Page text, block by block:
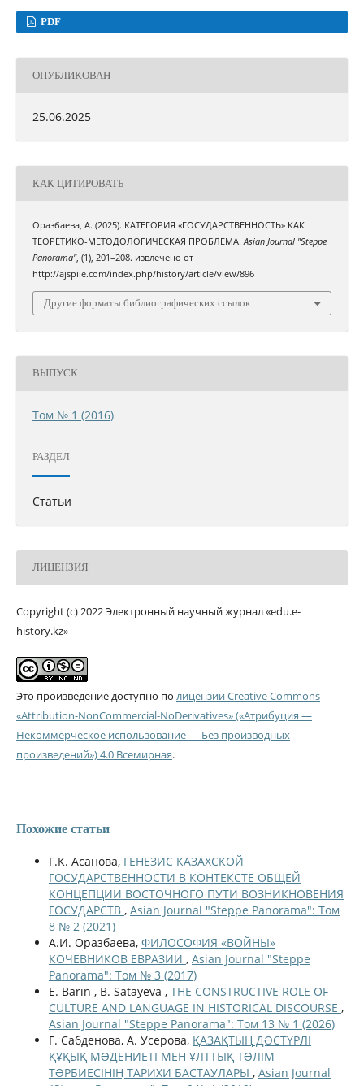
PDF
ОПУБЛИКОВАН
25.06.2025
КАК ЦИТИРОВАТЬ
Оразбаева, А. (2025). КАТЕГОРИЯ «ГОСУДАРСТВЕННОСТЬ» КАК
ТЕОРЕТИКО-МЕТОДОЛОГИЧЕСКАЯ ПРОБЛЕМА.Asian Journal "Steppe
Panorama", (1), 201–208. извлечено от
http://ajspiie.com/index.php/history/article/view/896
Другие форматы библиографических ссылок
ВЫПУСК
Том № 1 (2016)
РАЗДЕЛ
Статьи
ЛИЦЕНЗИЯ
Copyright (c) 2022 Электронный научный журнал «edu.e-
history.kz»
Это произведение доступно по лицензии Creative Commons
«Attribution-NonCommercial-NoDerivatives» («Атрибуция —
Некоммерческое использование — Без производных
произведений») 4.0 Всемирная.
Похожие статьи
Г.К. Асанова, ГЕНЕЗИС КАЗАХСКОЙ
ГОСУДАРСТВЕННОСТИ В КОНТЕКСТЕ ОБЩЕЙ
КОНЦЕПЦИИ ВОСТОЧНОГО ПУТИ ВОЗНИКНОВЕНИЯ
ГОСУДАРСТВ , Asian Journal "Steppe Panorama": Том
8 № 2 (2021)
А.И. Оразбаева, ФИЛОСОФИЯ «ВОЙНЫ»
КОЧЕВНИКОВ ЕВРАЗИИ , Asian Journal "Steppe
Panorama": Том № 3 (2017)
E. Barın , B. Satayeva , THE CONSTRUCTIVE ROLE OF
CULTURE AND LANGUAGE IN HISTORICAL DISCOURSE ,
Asian Journal "Steppe Panorama": Том 13 № 1 (2026)
Г. Сабденова, А. Усерова, ҚАЗАҚТЫҢ ДƏСТҮРЛІ
ҚҰҚЫҚ МƏДЕНИЕТІ МЕН ҰЛТТЫҚ ТƏЛІМ
ТƏРБИЕСІНІҢ ТАРИХИ БАСТАУЛАРЫ , Asian Journal